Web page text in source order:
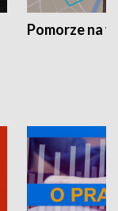
Pomorze na